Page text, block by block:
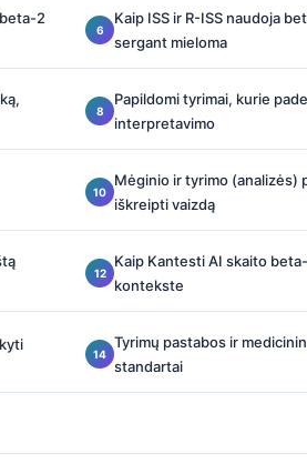
2
Kaip ISS ir R-ISS naudoja
sergant mieloma
Papildomi tyrimai, kurie
interpretavimo
Mėginio ir tyrimo (analizės)
iškreipti vaizdą
Kaip Kantesti AI skaito
kontekste
Tyrimų pastabos ir
standartai